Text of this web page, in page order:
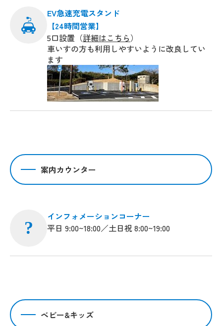
EV急速充電スタンド
【24時間営業】
5口設置（詳細はこちら）
車いすの方も利用しやすいように改良してい
ます
案内カウンター
?
インフォメーションコーナー
平日 9:00~18:00／土日祝 8:00~19:00
ベビー&キッズ